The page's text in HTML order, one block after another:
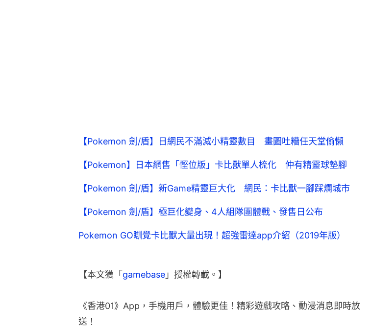
【Pokemon 劍/盾】日網民不滿減小精靈數目 畫圖吐糟任天堂偷懶
【Pokemon】日本網售「慳位版」卡比獸單人梳化 仲有精靈球墊腳
【Pokemon 劍/盾】新Game精靈巨大化 網民：卡比獸一腳踩爛城市
【Pokemon 劍/盾】極巨化變身、4人組隊團體戰、發售日公布
Pokemon GO瞓覺卡比獸大量出現！超強雷達app介紹（2019年版）
【本文獲「gamebase 」授權轉載。】
《香港01》App，手機用戶，體驗更佳！精彩遊戲攻略、動漫消息即時放
送！